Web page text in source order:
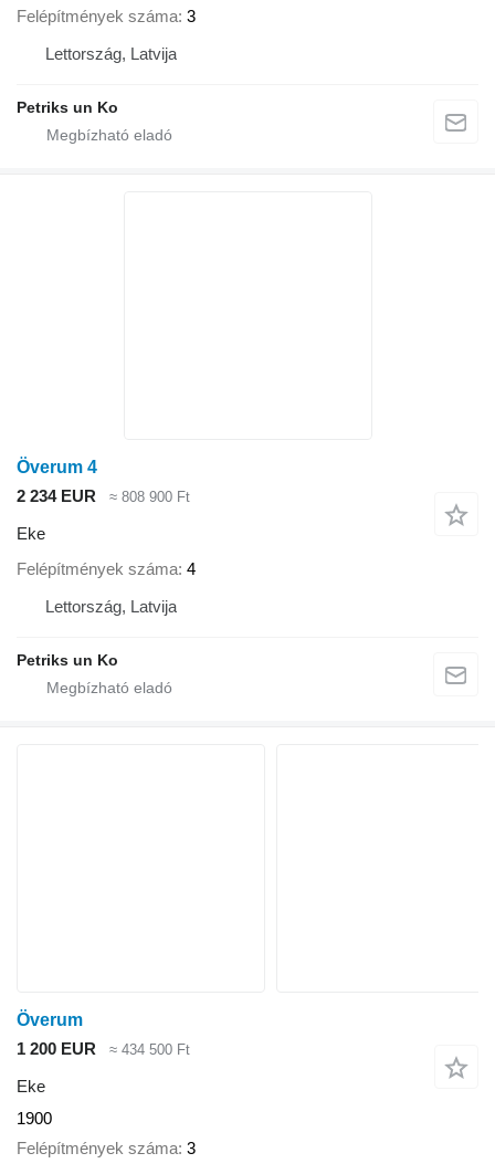
Felépítmények száma 3
Lettország, Latvija
Petriks un Ko
Överum 4
2 234 EUR
≈ 808 900 Ft
Eke
Felépítmények száma 4
Lettország, Latvija
Petriks un Ko
Överum
1 200 EUR
≈ 434 500 Ft
Eke
1900
Felépítmények száma 3